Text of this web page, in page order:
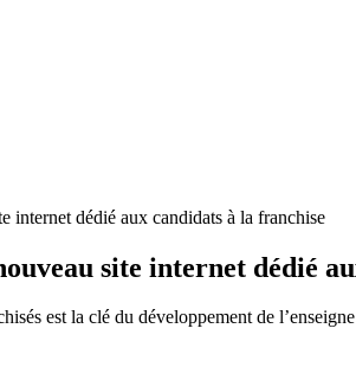
internet dédié aux candidats à la franchise
site internet dédié
est la clé du développement de